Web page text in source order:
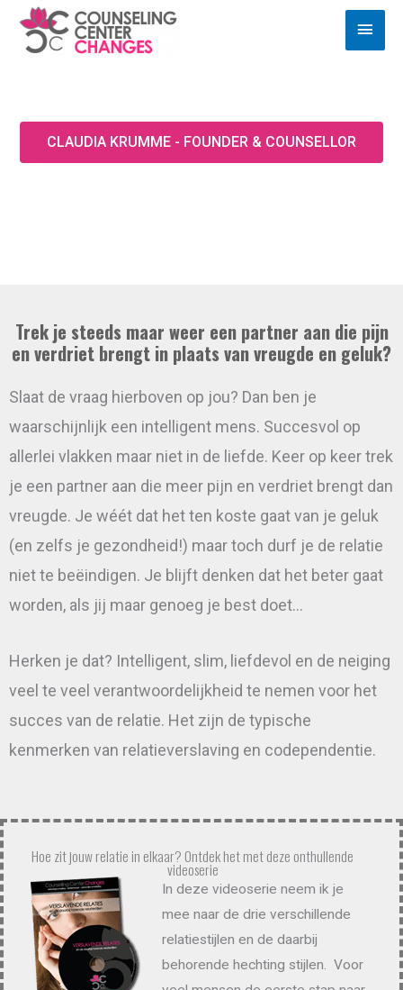
naar
CLAUDIA KRUMME - FOUNDER & COUNSELLOR
Trek je steeds maar weer een partner aan die pijn
en verdriet brengt in plaats van vreugde en geluk?
Slaat de vraag hierboven op jou? Dan ben je
waarschijnlijk een intelligent mens. Succesvol op
allerlei vlakken maar niet in de liefde. Keer op keer trek
je een partner aan die meer pijn en verdriet brengt dan
vreugde. Je wéét dat het ten koste gaat van je geluk
(en zelfs je gezondheid!) maar toch durf je de relatie
niet te beëindigen. Je blijft denken dat het beter gaat
worden, als jij maar genoeg je best doet…
Herken je dat? Intelligent, slim, liefdevol en de neiging
veel te veel verantwoordelijkheid te nemen voor het
succes van de relatie. Het zijn de typische
kenmerken van relatieverslaving en codependentie.
Hoe zit jouw relatie in elkaar? Ontdek het met deze onthullende
videoserie
In deze videoserie neem ik je
mee naar de drie verschillende
relatiestijlen en de daarbij
behorende hechting stijlen. Voor